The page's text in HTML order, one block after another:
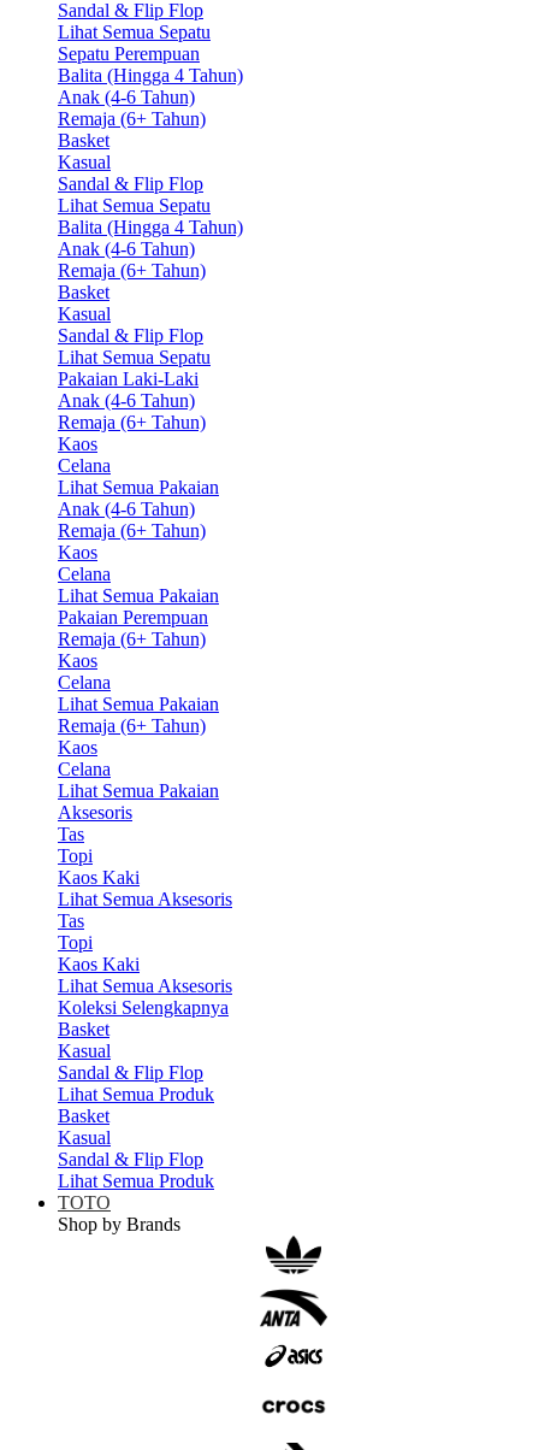
Sandal & Flip Flop
Lihat Semua Sepatu
Sepatu Perempuan
Balita (Hingga 4 Tahun)
Anak (4-6 Tahun)
Remaja (6+ Tahun)
Basket
Kasual
Sandal & Flip Flop
Lihat Semua Sepatu
Balita (Hingga 4 Tahun)
Anak (4-6 Tahun)
Remaja (6+ Tahun)
Basket
Kasual
Sandal & Flip Flop
Lihat Semua Sepatu
Pakaian Laki-Laki
Anak (4-6 Tahun)
Remaja (6+ Tahun)
Kaos
Celana
Lihat Semua Pakaian
Anak (4-6 Tahun)
Remaja (6+ Tahun)
Kaos
Celana
Lihat Semua Pakaian
Pakaian Perempuan
Remaja (6+ Tahun)
Kaos
Celana
Lihat Semua Pakaian
Remaja (6+ Tahun)
Kaos
Celana
Lihat Semua Pakaian
Aksesoris
Tas
Topi
Kaos Kaki
Lihat Semua Aksesoris
Tas
Topi
Kaos Kaki
Lihat Semua Aksesoris
Koleksi Selengkapnya
Basket
Kasual
Sandal & Flip Flop
Lihat Semua Produk
Basket
Kasual
Sandal & Flip Flop
Lihat Semua Produk
TOTO
Shop by Brands